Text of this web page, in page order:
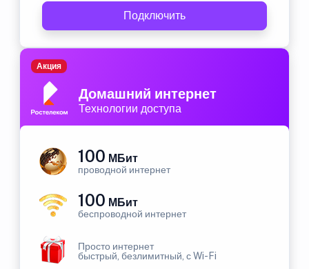
Подключить
Домашний интернет
Технологии доступа
Акция
100 МБит
проводной интернет
100 МБит
беспроводной интернет
Просто интернет
быстрый, безлимитный, с Wi-Fi